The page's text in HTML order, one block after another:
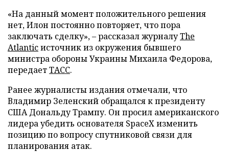
«На данный момент положительного решения
нет, Илон постоянно повторяет, что пора
заключать сделку», – рассказал журналуThe
Atlanticисточник из окружения бывшего
министра обороны Украины Михаила Федорова,
передаетТАСС.
Ранее журналисты издания отмечали, что
Владимир Зеленский обращался к президенту
США Дональду Трампу. Он просил американского
лидера убедить основателя SpaceX изменить
позицию по вопросу спутниковой связи для
планирования атак.